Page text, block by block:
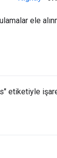
ele
etiketiyle